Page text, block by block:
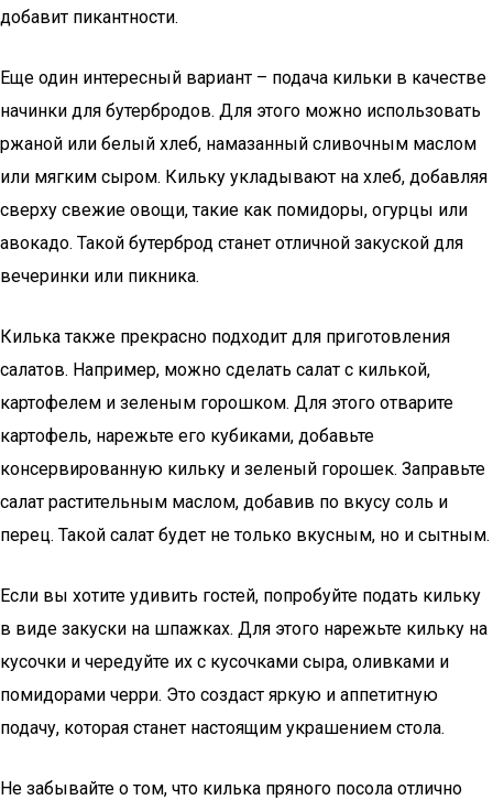
добавит пикантности.
Еще один интересный вариант – подача кильки в качестве
начинки для бутербродов. Для этого можно использовать
ржаной или белый хлеб, намазанный сливочным маслом
или мягким сыром. Кильку укладывают на хлеб, добавляя
сверху свежие овощи, такие как помидоры, огурцы или
авокадо. Такой бутерброд станет отличной закуской для
вечеринки или пикника.
Килька также прекрасно подходит для приготовления
салатов. Например, можно сделать салат с килькой,
картофелем и зеленым горошком. Для этого отварите
картофель, нарежьте его кубиками, добавьте
консервированную кильку и зеленый горошек. Заправьте
салат растительным маслом, добавив по вкусу соль и
перец. Такой салат будет не только вкусным, но и сытным.
Если вы хотите удивить гостей, попробуйте подать кильку
в виде закуски на шпажках. Для этого нарежьте кильку на
кусочки и чередуйте их с кусочками сыра, оливками и
помидорами черри. Это создаст яркую и аппетитную
подачу, которая станет настоящим украшением стола.
Не забывайте о том, что килька пряного посола отлично